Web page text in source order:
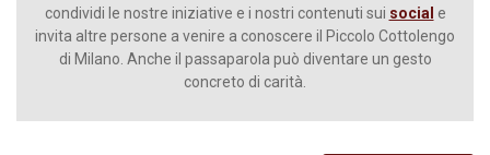
condividi le nostre iniziative e i nostri contenuti sui social e
invita altre persone a venire a conoscere il Piccolo Cottolengo
di Milano. Anche il passaparola può diventare un gesto
concreto di carità.